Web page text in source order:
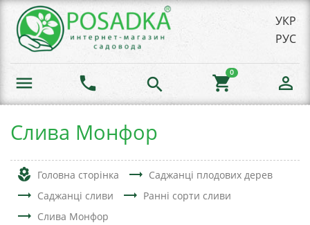
УКР
РУС
menu phone search shopping_cart
0
person_outline
Слива Монфор
local_florist Головна сторінка trending_flat Саджанці плодових дерев
trending_flat Саджанці сливи trending_flat Ранні сорти сливи
trending_flat Слива Монфор